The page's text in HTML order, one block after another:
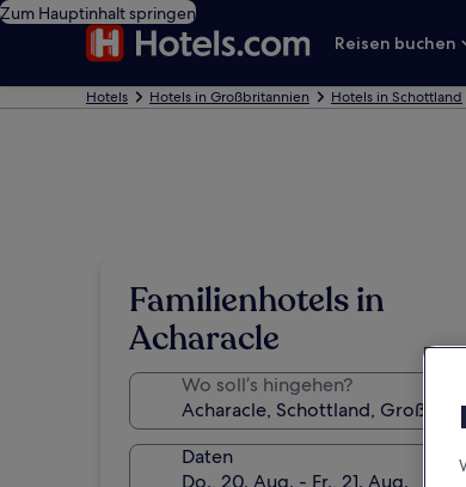
Zum Hauptinhalt springen
Reisen buchen
Hotels Hotels in Großbritannien Hotels in Schottland
Familienhotels in
Acharacle
Wo soll’s hingehen?
Daten
Do., 20. Aug. - Fr., 21. Aug.